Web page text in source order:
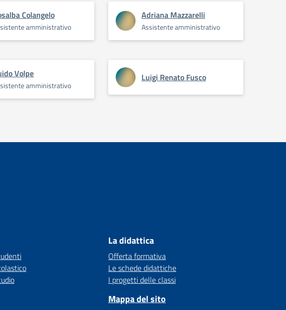
Colangelo
amministrativo
Adriana Mazzarelli
Assistente amministrativo
Volpe
amministrativo
Luigi Renato Fusco
La didattica
Offerta formativa
Le schede didattiche
I progetti delle classi
Mappa del sito